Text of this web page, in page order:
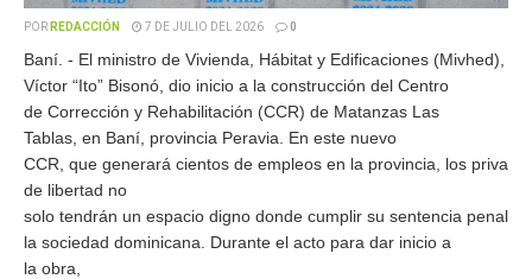
POR REDACCIÓN 7 DE JULIO DEL 2026 0
Baní. - El ministro de Vivienda, Hábitat y Edificaciones (Mivhed),
Víctor “Ito” Bisonó, dio inicio a la construcción del Centro
de Corrección y Rehabilitación (CCR) de Matanzas Las
Tablas, en Baní, provincia Peravia. En este nuevo
CCR, que generará cientos de empleos en la provincia, los
de libertad no
solo tendrán un espacio digno donde cumplir su sentencia penal,
la sociedad dominicana. Durante el acto para dar inicio a
la obra,